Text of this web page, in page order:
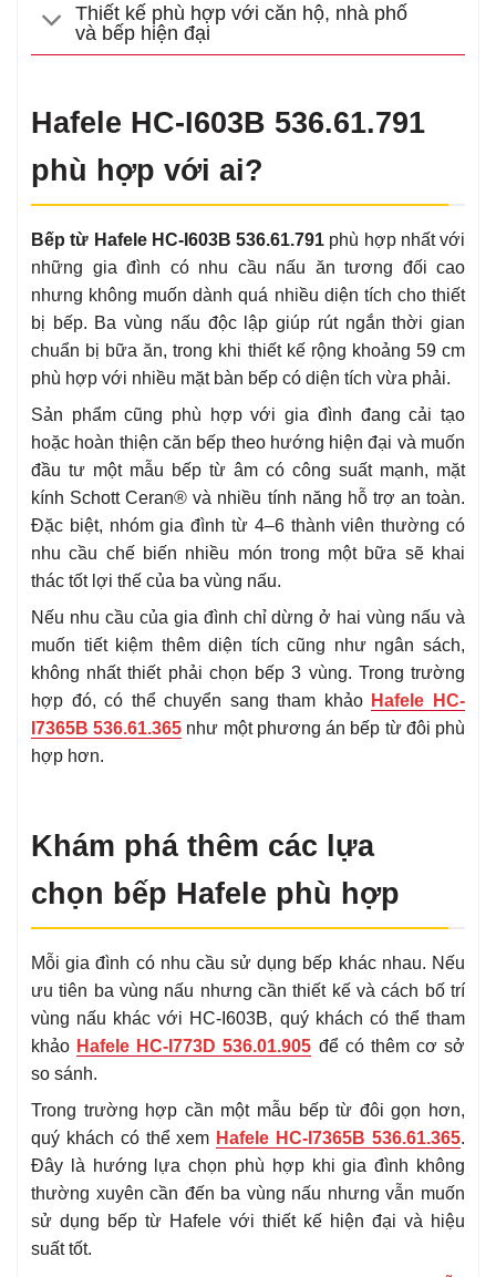
Thiết kế phù hợp với căn hộ, nhà phố
và bếp hiện đại
Hafele HC-I603B 536.61.791
phù hợp với ai?
Bếp từ Hafele HC-I603B 536.61.791 phù hợp nhất với
những gia đình có nhu cầu nấu ăn tương đối cao
nhưng không muốn dành quá nhiều diện tích cho thiết
bị bếp. Ba vùng nấu độc lập giúp rút ngắn thời gian
chuẩn bị bữa ăn, trong khi thiết kế rộng khoảng 59 cm
phù hợp với nhiều mặt bàn bếp có diện tích vừa phải.
Sản phẩm cũng phù hợp với gia đình đang cải tạo
hoặc hoàn thiện căn bếp theo hướng hiện đại và muốn
đầu tư một mẫu bếp từ âm có công suất mạnh, mặt
kính Schott Ceran® và nhiều tính năng hỗ trợ an toàn.
Đặc biệt, nhóm gia đình từ 4–6 thành viên thường có
nhu cầu chế biến nhiều món trong một bữa sẽ khai
thác tốt lợi thế của ba vùng nấu.
Nếu nhu cầu của gia đình chỉ dừng ở hai vùng nấu và
muốn tiết kiệm thêm diện tích cũng như ngân sách,
không nhất thiết phải chọn bếp 3 vùng. Trong trường
hợp đó, có thể chuyển sang tham khảo Hafele HC-
I7365B 536.61.365 như một phương án bếp từ đôi phù
hợp hơn.
Khám phá thêm các lựa
chọn bếp Hafele phù hợp
Mỗi gia đình có nhu cầu sử dụng bếp khác nhau. Nếu
ưu tiên ba vùng nấu nhưng cần thiết kế và cách bố trí
vùng nấu khác với HC-I603B, quý khách có thể tham
khảo Hafele HC-I773D 536.01.905 để có thêm cơ sở
so sánh.
Trong trường hợp cần một mẫu bếp từ đôi gọn hơn,
quý khách có thể xem Hafele HC-I7365B 536.61.365.
Đây là hướng lựa chọn phù hợp khi gia đình không
thường xuyên cần đến ba vùng nấu nhưng vẫn muốn
sử dụng bếp từ Hafele với thiết kế hiện đại và hiệu
suất tốt.